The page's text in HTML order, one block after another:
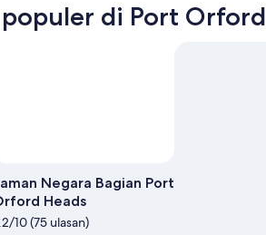
di Port Orford
Negara Bagian Port
Heads
10 (75 ulasan)